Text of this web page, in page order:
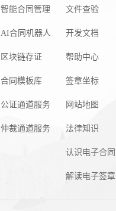
智能合同管理
AI合同机器人
区块链存证
合同模板库
公证通道服务
仲裁通道服务
文件查验
开发文档
帮助中心
签章坐标
网站地图
法律知识
认识电子合同
解读电子签章